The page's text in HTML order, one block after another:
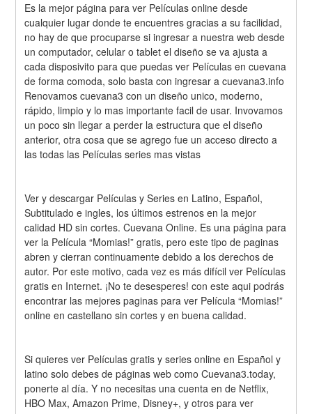
Es la mejor página para ver Películas online desde
cualquier lugar donde te encuentres gracias a su facilidad,
no hay de que procuparse si ingresar a nuestra web desde
un computador, celular o tablet el diseño se va ajusta a
cada disposivito para que puedas ver Películas en cuevana
de forma comoda, solo basta con ingresar a cuevana3.info
Renovamos cuevana3 con un diseño unico, moderno,
rápido, limpio y lo mas importante facil de usar. Invovamos
un poco sin llegar a perder la estructura que el diseño
anterior, otra cosa que se agrego fue un acceso directo a
las todas las Películas series mas vistas
Ver y descargar Películas y Series en Latino, Español,
Subtitulado e ingles, los últimos estrenos en la mejor
calidad HD sin cortes. Cuevana Online. Es una página para
ver la Película “Momias!” gratis, pero este tipo de paginas
abren y cierran continuamente debido a los derechos de
autor. Por este motivo, cada vez es más difícil ver Películas
gratis en Internet. ¡No te desesperes! con este aqui podrás
encontrar las mejores paginas para ver Película “Momias!”
online en castellano sin cortes y en buena calidad.
Si quieres ver Películas gratis y series online en Español y
latino solo debes de páginas web como Cuevana3.today,
ponerte al día. Y no necesitas una cuenta en de Netflix,
HBO Max, Amazon Prime, Disney+, y otros para ver